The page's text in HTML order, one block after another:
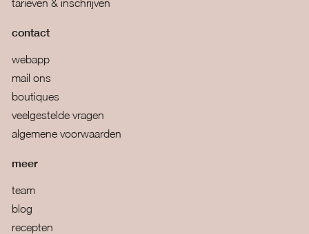
tarieven & inschrijven
contact
webapp
mail ons
boutiques
veelgestelde vragen
algemene voorwaarden
meer
team
blog
recepten